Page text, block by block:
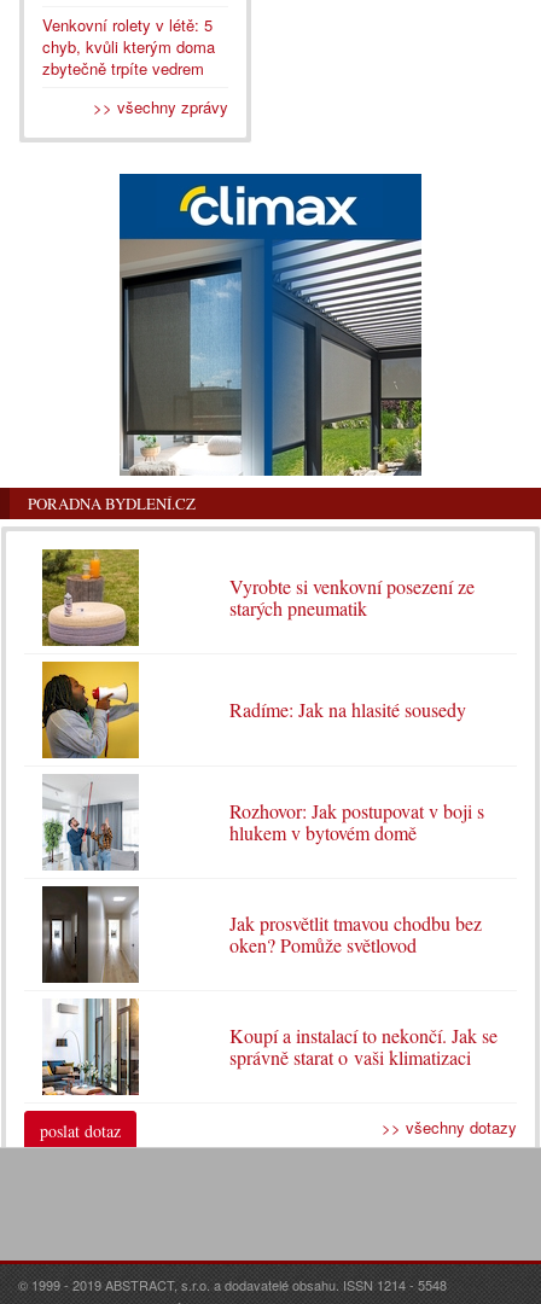
Venkovní rolety v létě: 5
chyb, kvůli kterým doma
zbytečně trpíte vedrem
>> všechny zprávy
PORADNA BYDLENÍ.CZ
Vyrobte si venkovní posezení ze
starých pneumatik
Radíme: Jak na hlasité sousedy
Rozhovor: Jak postupovat v boji s
hlukem v bytovém domě
Jak prosvětlit tmavou chodbu bez
oken? Pomůže světlovod
Koupí a instalací to nekončí. Jak se
správně starat o vaši klimatizaci
poslat dotaz >> všechny dotazy
© 1999 - 2019 ABSTRACT, s.r.o. a dodavatelé obsahu. ISSN 1214 - 5548